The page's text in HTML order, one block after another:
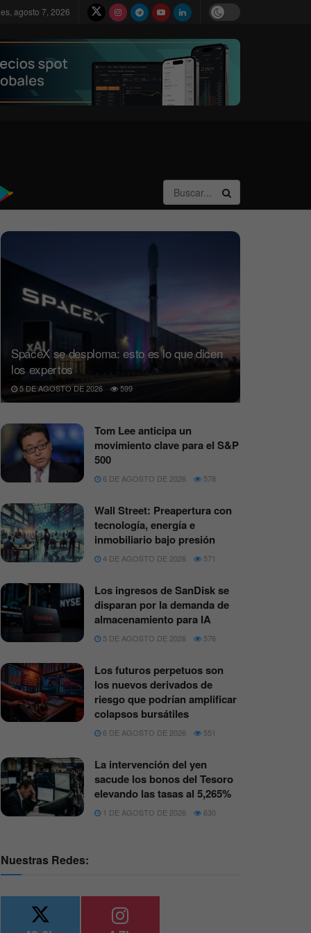
agosto 7, 2026
SpaceX se desploma: esto es lo que dicen
los expertos
5 DE AGOSTO DE 2026 599
Tom Lee anticipa un
movimiento clave para el S&P
500
6 DE AGOSTO DE 2026 578
Wall Street: Preapertura con
tecnología, energía e
inmobiliario bajo presión
4 DE AGOSTO DE 2026 571
Los ingresos de SanDisk se
disparan por la demanda de
almacenamiento para IA
5 DE AGOSTO DE 2026 576
Los futuros perpetuos son
los nuevos derivados de
riesgo que podrían amplificar
colapsos bursátiles
6 DE AGOSTO DE 2026 551
La intervención del yen
sacude los bonos del Tesoro
elevando las tasas al 5,265%
1 DE AGOSTO DE 2026 630
Nuestras Redes: